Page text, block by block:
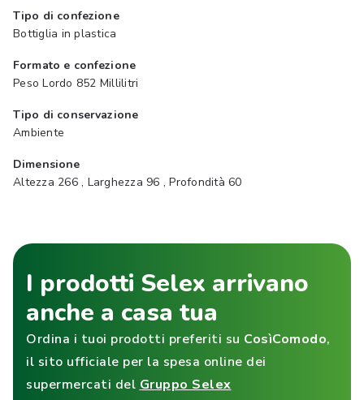
Tipo di confezione
Bottiglia in plastica
Formato e confezione
Peso Lordo 852 Millilitri
Tipo di conservazione
Ambiente
Dimensione
Altezza 266 , Larghezza 96 , Profondità 60
I prodotti Selex arrivano
anche a casa tua
Ordina i tuoi prodotti preferiti su CosìComodo,
il sito ufficiale per la spesa online dei
supermercati del Gruppo Selex